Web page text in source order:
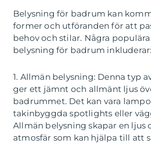
Belysning för badrum kan
former och utföranden för att
behov och stilar. Några
belysning för badrum inkluderar:
1. Allmän belysning: Denna typ
ger ett jämnt och allmänt ljus
badrummet. Det kan vara
takinbyggda spotlights eller
Allmän belysning skapar en ljus
atmosfär som kan hjälpa till att